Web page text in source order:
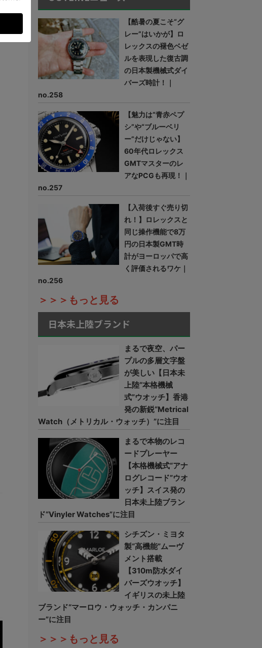
【酷暑の夏こそ“グ
レー”はいかが】ロ
レックスの褪色ベゼ
ルを表現した復古調
の日本製機械式ダイ
バーズ時計！｜
no.258
【魅力は“青赤ペプ
シ”や“ブルーベリ
ー”だけじゃない】
60年代ロレックス
GMTマスターのレ
アなPCGも再現！｜
no.257
【入荷後すぐ売り切
れ！】ロレックスと
同じ操作機能で8万
円の日本製GMT時
計がヨーロッパで高
く評価されるワケ｜
no.256
＞＞＞もっと見る
日本未上陸ブランド
まるで夜空、パー
プルの多層文字盤
が美しい【日本未
上陸“本格機械
式”ウオッチ】香港
発の新鋭“Metrical
Watch（メトリカル・ウォッチ）”に注目
まるで本物のレコ
ードプレーヤー
【本格機械式“アナ
ログレコード”ウオ
ッチ】スイス発の
日本未上陸ブラン
ド“Vinyler Watches”に注目
シチズン・ミヨタ
製“高機能”ムーヴ
メント搭載
【310m防水ダイ
バーズウオッチ】
イギリスの未上陸
ブランド“マーロウ・ウォッチ・カンパニ
ー”に注目
＞＞＞もっと見る